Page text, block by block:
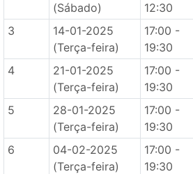
(Sábado)
12:30
3
14-01-2025
(Terça-feira)
17:00 -
19:30
4
21-01-2025
(Terça-feira)
17:00 -
19:30
5
28-01-2025
(Terça-feira)
17:00 -
19:30
6
04-02-2025
(Terça-feira)
17:00 -
19:30